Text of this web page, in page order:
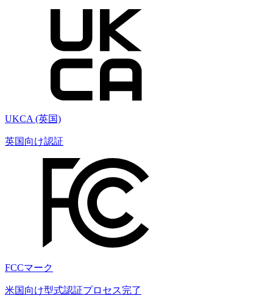
UKCA (英国)
英国向け認証
FCCマーク
米国向け型式認証プロセス完了